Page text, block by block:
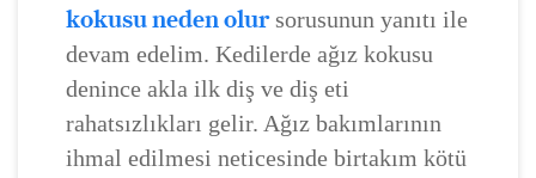
kokusu neden olursorusunun yanıtı ile
devam edelim. Kedilerde ağız kokusu
denince akla ilk diş ve diş eti
rahatsızlıkları gelir. Ağız bakımlarının
ihmal edilmesi neticesinde birtakım kötü